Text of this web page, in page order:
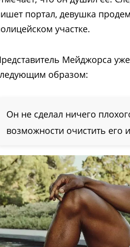
портал, девушка
участке.
Мейджорса
образом:
Он не сделал ничего
возможности очистить его